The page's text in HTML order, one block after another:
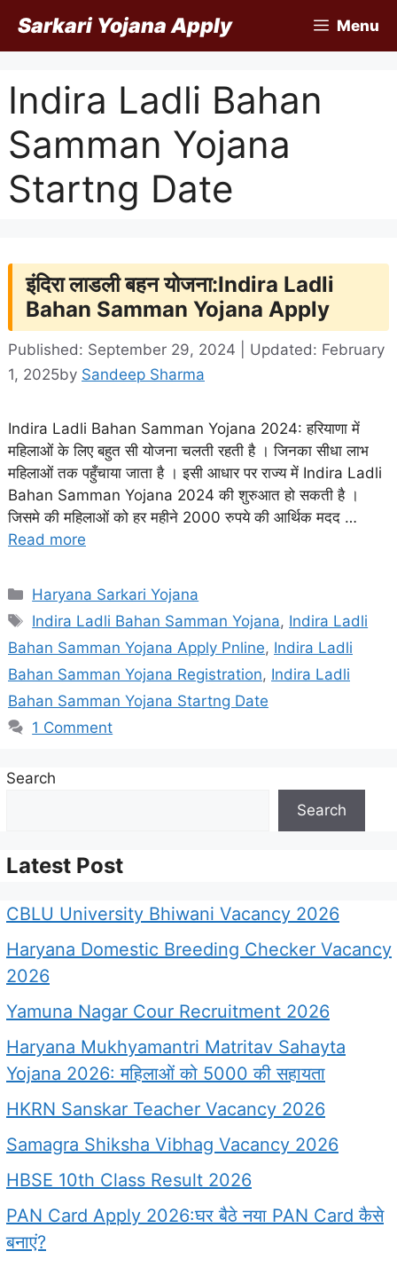
content
Sarkari Yojana Apply Menu
Indira Ladli Bahan
Samman Yojana
Startng Date
इंदिरा लाडली बहन योजना:Indira Ladli
Bahan Samman Yojana Apply
Published: September 29, 2024 | Updated: February
1, 2025by Sandeep Sharma
Indira Ladli Bahan Samman Yojana 2024: हरियाणा में
महिलाओं के लिए बहुत सी योजना चलती रहती है । जिनका सीधा लाभ
महिलाओं तक पहुँचाया जाता है । इसी आधार पर राज्य में Indira Ladli
Bahan Samman Yojana 2024 की शुरुआत हो सकती है ।
जिसमे की महिलाओं को हर महीने 2000 रुपये की आर्थिक मदद …
Read more
Categories
Haryana Sarkari Yojana
Tags
Indira Ladli Bahan Samman Yojana, Indira Ladli
Bahan Samman Yojana Apply Pnline, Indira Ladli
Bahan Samman Yojana Registration, Indira Ladli
Bahan Samman Yojana Startng Date
1 Comment
Search
Search
Latest Post
CBLU University Bhiwani Vacancy 2026
Haryana Domestic Breeding Checker Vacancy
2026
Yamuna Nagar Cour Recruitment 2026
Haryana Mukhyamantri Matritav Sahayta
Yojana 2026: महिलाओं को 5000 की सहायता
HKRN Sanskar Teacher Vacancy 2026
Samagra Shiksha Vibhag Vacancy 2026
HBSE 10th Class Result 2026
PAN Card Apply 2026:घर बैठे नया PAN Card कैसे
बनाएं?